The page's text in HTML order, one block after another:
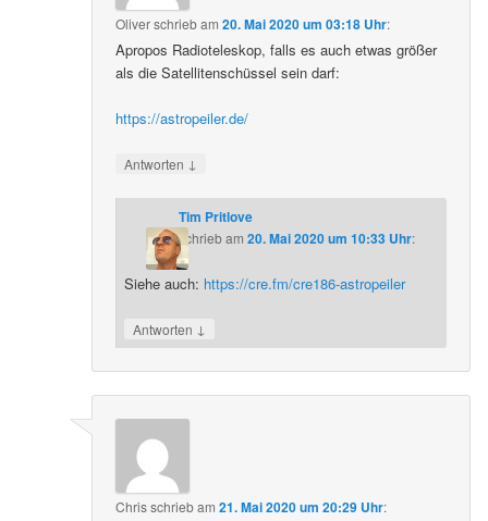
Oliverschriebam20. Mai 2020 um 03:18 Uhr:
Apropos Radioteleskop, falls es auch etwas größer
als die Satellitenschüssel sein darf:
https://astropeiler.de/
Antworten ↓
Tim Pritlove
schriebam 20. Mai 2020 um 10:33 Uhr:
Siehe auch: https://cre.fm/cre186-astropeiler
Antworten ↓
Chrisschriebam21. Mai 2020 um 20:29 Uhr: